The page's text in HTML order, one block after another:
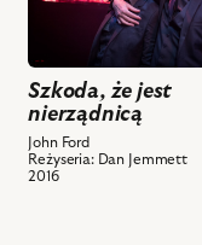
Szkoda,
jest
nierządnicą,
Na
zdjęciu:
Lidia
Szkoda, że jest
nierządnicą
John Ford
Reżyseria: Dan Jemmett
2016